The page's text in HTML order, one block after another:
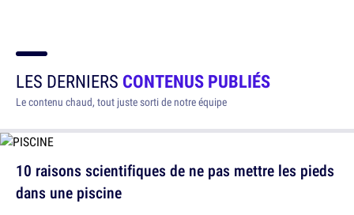
LES DERNIERS CONTENUS PUBLIÉS
Le contenu chaud, tout juste sorti de notre équipe
10 raisons scientifiques de ne pas mettre les pieds
dans une piscine